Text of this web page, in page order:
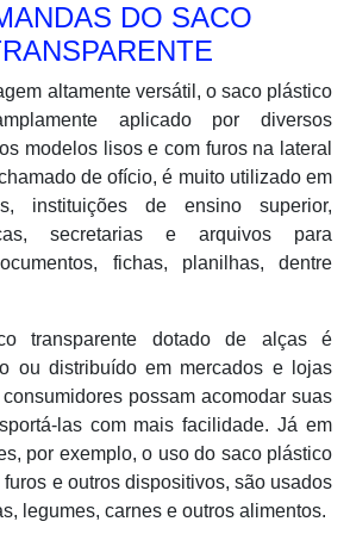
DO SACO
altamente versátil, o saco plástico
aplicado por diversos
modelos lisos e com furos na lateral
de ofício, é muito utilizado em
instituições de ensino superior,
secretarias e arquivos para
fichas, planilhas, dentre
transparente dotado de alças é
ou distribuído em mercados e lojas
possam acomodar suas
las com mais facilidade. Já em
por exemplo, o uso do saco plástico
e outros dispositivos, são usados
legumes, carnes e outros alimentos.